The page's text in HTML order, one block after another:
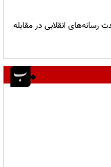
انقلابی در مقابله